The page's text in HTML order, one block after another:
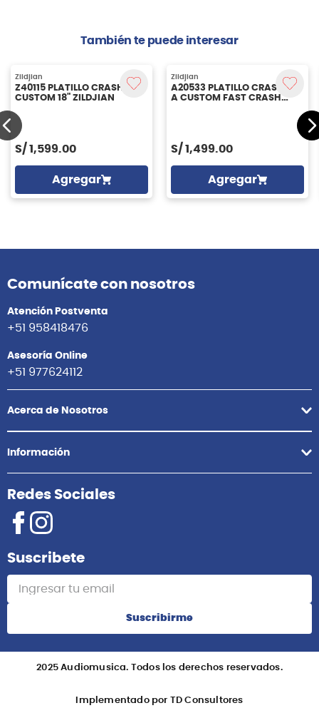
También te puede interesar
Zildjian
Z40115 PLATILLO CRASH Z
CUSTOM 18" ZILDJIAN
Zildjian
A20533 PLATILLO CRASH 17''
A CUSTOM FAST CRASH
ZILDJIAN
Comunícate con nosotros
Atención Postventa
+51 958418476
Asesoría Online
+51 977624112
Acerca de Nosotros
Información
Redes Sociales
Suscribete
Suscribirme